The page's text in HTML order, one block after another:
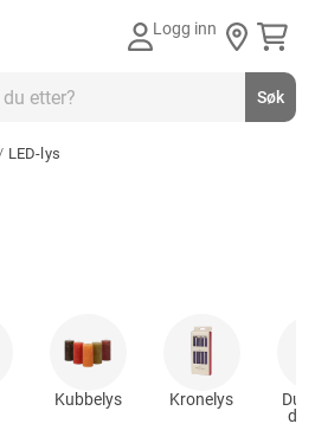
Logg inn
Søk
LED-lys
Kubbelys Kronelys